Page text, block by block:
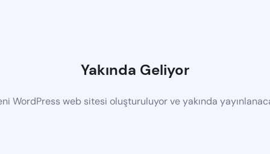
Yakında Geliyor
WordPress web sitesi oluşturuluyor ve yakında